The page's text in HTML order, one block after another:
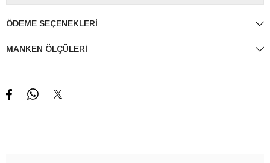
ÖDEME SEÇENEKLERI
MANKEN ÖLÇÜLERI